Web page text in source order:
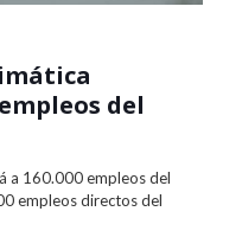
del
a 160.000 empleos del
empleos directos del